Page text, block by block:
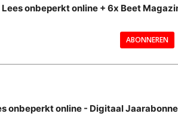
Lees onbeperkt online + 6x Beet
ABONNEREN
onbeperkt online - Digitaal